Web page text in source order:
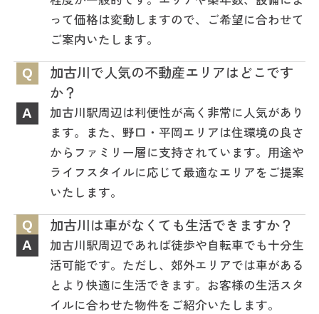
って価格は変動しますので、ご希望に合わせて
ご案内いたします。
Q
加古川で人気の不動産エリアはどこです
か？
A
加古川駅周辺は利便性が高く非常に人気があり
ます。また、野口・平岡エリアは住環境の良さ
からファミリー層に支持されています。用途や
ライフスタイルに応じて最適なエリアをご提案
いたします。
Q 加古川は車がなくても生活できますか？
A
加古川駅周辺であれば徒歩や自転車でも十分生
活可能です。ただし、郊外エリアでは車がある
とより快適に生活できます。お客様の生活スタ
イルに合わせた物件をご紹介いたします。